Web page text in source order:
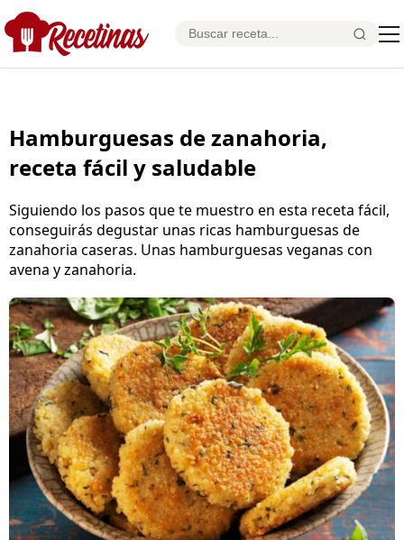
Hamburguesas de zanahoria,
receta fácil y saludable
Siguiendo los pasos que te muestro en esta receta fácil,
conseguirás degustar unas ricas hamburguesas de
zanahoria caseras. Unas hamburguesas veganas con
avena y zanahoria.